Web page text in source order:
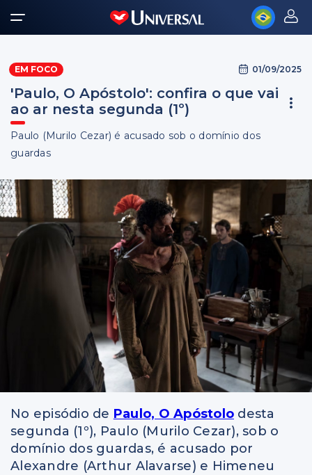
EM FOCO 01/09/2025
'Paulo, O Apóstolo': confira o que vai
ao ar nesta segunda (1º)
Paulo (Murilo Cezar) é acusado sob o domínio dos
guardas
No episódio de Paulo, O Apóstolo desta
segunda (1º), Paulo (Murilo Cezar), sob o
domínio dos guardas, é acusado por
Alexandre (Arthur Alavarse) e Himeneu